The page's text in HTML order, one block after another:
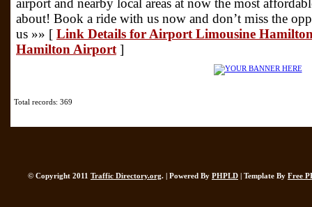
airport and nearby local areas at now the most
about! Book a ride with us now and don’t miss the
us »» [ Link Details for Airport Limousine
Hamilton Airport ]
Total records: 369
© Copyright 2011 Traffic Directory.org. | Powered By PHPLD | Template By Free